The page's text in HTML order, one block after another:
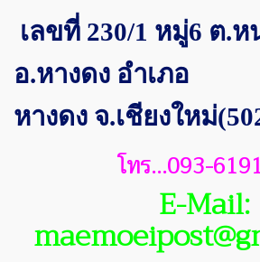
เลขที่ 230/1 หมู่6 ต.
อ.หางดง อำเภอ
หางดง จ.เชียงใหม่
โทร...093-
E-Mail: